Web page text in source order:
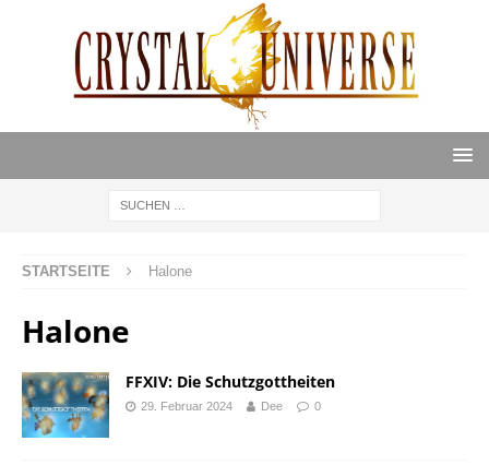
STARTSEITE Halone
Halone
FFXIV: Die Schutzgottheiten
29. Februar 2024 Dee 0